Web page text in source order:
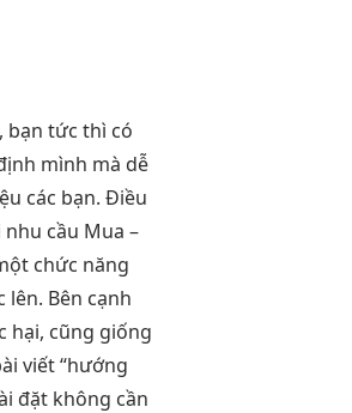
bạntức thì có
mình mà dễ
các bạn. Điều
cầu Mua –
chức năng
Bên cạnh
hại, cũng giống
viết “hướng
đặt không cần